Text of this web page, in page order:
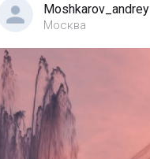
Moshkarov_andrey
Москва